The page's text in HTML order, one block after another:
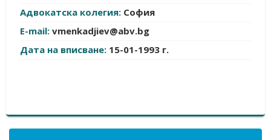
Адвокатска колегия: София
E-mail: vmenkadjiev@abv.bg
Дата на вписване: 15-01-1993 г.